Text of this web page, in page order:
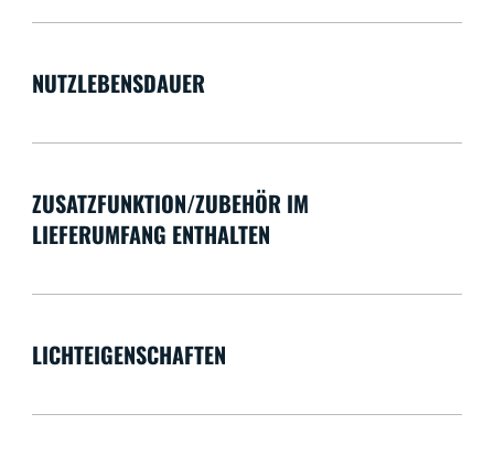
NUTZLEBENSDAUER
ZUSATZFUNKTION/ZUBEHÖR IM
LIEFERUMFANG ENTHALTEN
LICHTEIGENSCHAFTEN